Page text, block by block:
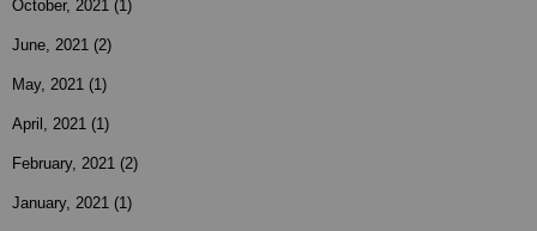
October, 2021 (1)
June, 2021 (2)
May, 2021 (1)
April, 2021 (1)
February, 2021 (2)
January, 2021 (1)